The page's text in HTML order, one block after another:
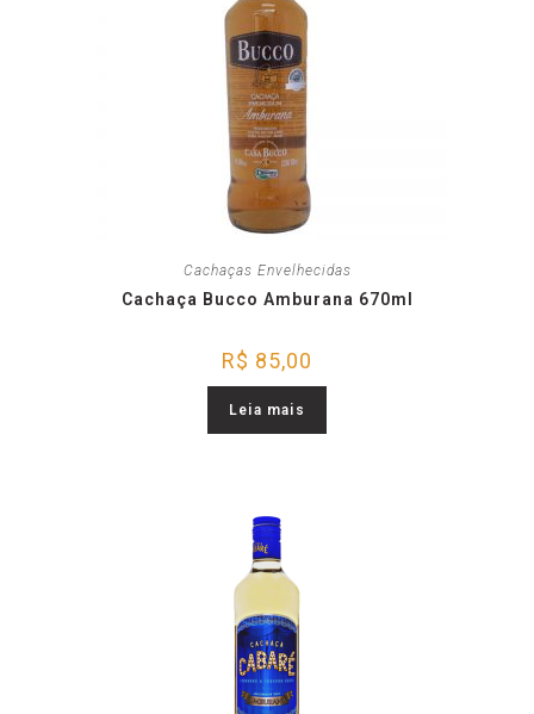
Cachaças Envelhecidas
Cachaça Bucco Amburana 670ml
R$ 85,00
Leia mais